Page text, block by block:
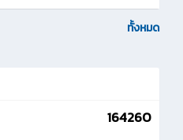
ทั้งหมด
164260